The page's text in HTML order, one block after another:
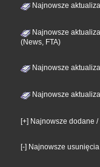
Najnowsze
Najnowsze
(News, FTA)
Najnowsze
Najnowsze
[+] Najnowsze dodane /
[-] Najnowsze usunięcia